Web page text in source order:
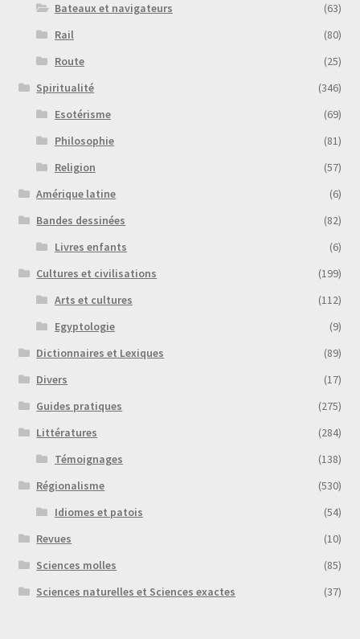
Bateaux et navigateurs
(63)
Rail
(80)
Route
(25)
Spiritualité
(346)
Esotérisme
(69)
Philosophie
(81)
Religion
(57)
Amérique latine
(6)
Bandes dessinées
(82)
Livres enfants
(6)
Cultures et civilisations
(199)
Arts et cultures
(112)
Egyptologie
(9)
Dictionnaires et Lexiques
(89)
Divers
(17)
Guides pratiques
(275)
Littératures
(284)
Témoignages
(138)
Régionalisme
(530)
Idiomes et patois
(54)
Revues
(10)
Sciences molles
(85)
Sciences naturelles et Sciences exactes
(37)